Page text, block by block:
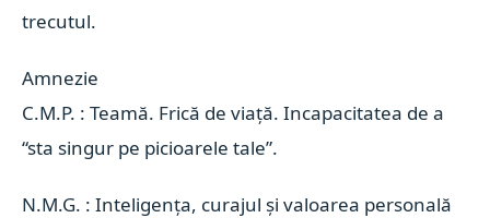
trecutul.
Amnezie
C.M.P. : Teamă. Frică de viață. Incapacitatea de a
“sta singur pe picioarele tale”.
N.M.G. : Inteligența, curajul și valoarea personală